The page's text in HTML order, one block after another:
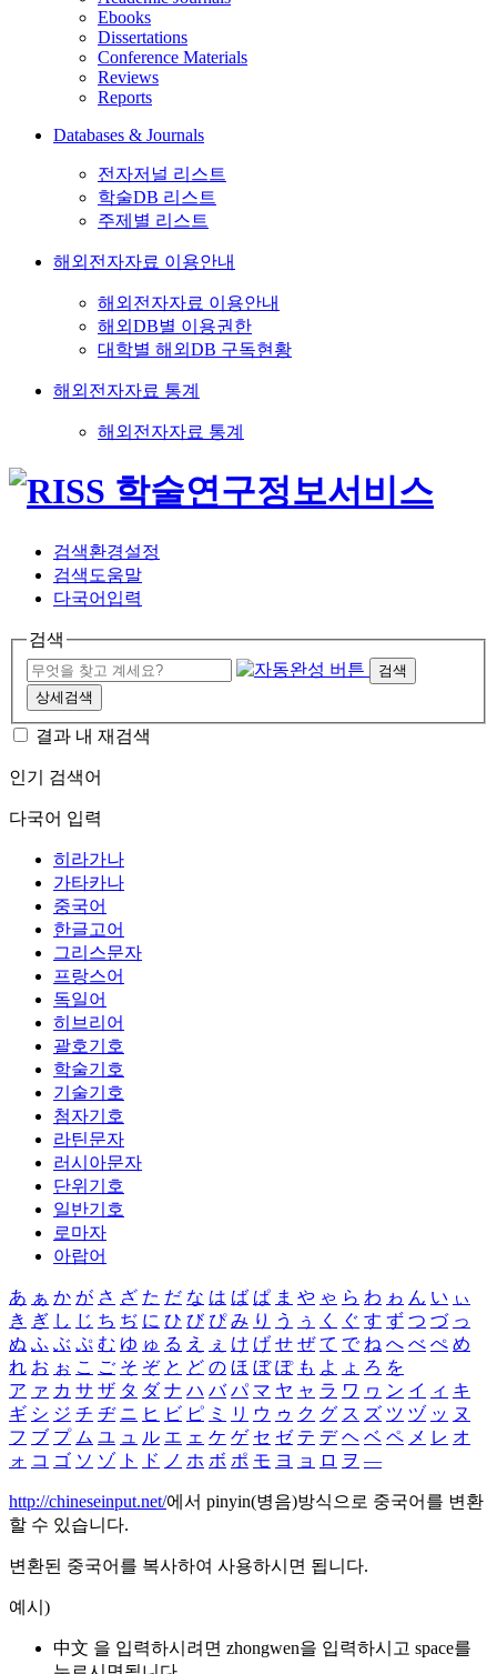
Ebooks
Dissertations
Conference Materials
Reviews
Reports
Databases & Journals
전자저널 리스트
학술DB 리스트
주제별 리스트
해외전자자료 이용안내
해외전자자료 이용안내
해외DB별 이용권한
대학별 해외DB 구독현황
해외전자자료 통계
해외전자자료 통계
검색환경설정
검색도움말
다국어입력
검색
검색
상세검색
결과 내 재검색
인기 검색어
다국어 입력
히라가나
가타카나
중국어
한글고어
그리스문자
프랑스어
독일어
히브리어
괄호기호
학술기호
기술기호
첨자기호
라틴문자
러시아문자
단위기호
일반기호
로마자
아랍어
あ ぁ か が さ ざ た だ な は ば ぱ ま や ゃ ら わ ゎ ん い ぃ
き ぎ し じ ち ぢ に ひ び ぴ み り う ぅ く ぐ す ず つ づ っ
ぬ ふ ぶ ぷ む ゆ ゅ る え ぇ け げ せ ぜ て で ね へ べ ぺ め
れ お ぉ こ ご そ ぞ と ど の ほ ぼ ぽ も よ ょ ろ を
ア ァ カ サ ザ タ ダ ナ ハ バ パ マ ヤ ャ ラ ワ ヮ ン イ ィ キ
ギ シ ジ チ ヂ ニ ヒ ビ ピ ミ リ ウ ゥ ク グ ス ズ ツ ヅ ッ ヌ
フ ブ プ ム ユ ュ ル エ ェ ケ ゲ セ ゼ テ デ ヘ ベ ペ メ レ オ
ォ コ ゴ ソ ゾ ト ド ノ ホ ボ ポ モ ヨ ョ ロ ヲ ―
http://chineseinput.net/에서 pinyin(병음)방식으로 중국어를 변환
할 수 있습니다.
변환된 중국어를 복사하여 사용하시면 됩니다.
예시)
中文 을 입력하시려면 zhongwen을 입력하시고 space를